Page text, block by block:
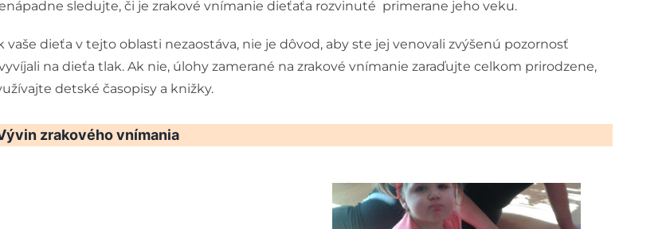
sledujte, či je zrakové vnímanie dieťaťa rozvinuté primerane jeho veku.
vaše dieťa v tejto oblasti nezaostáva, nie je dôvod, aby ste jej venovali zvýšenú pozornosť
na dieťa tlak. Ak nie, úlohy zamerané na zrakové vnímanie zaraďujte celkom prirodzene,
detské časopisy a knižky.
zrakového vnímania